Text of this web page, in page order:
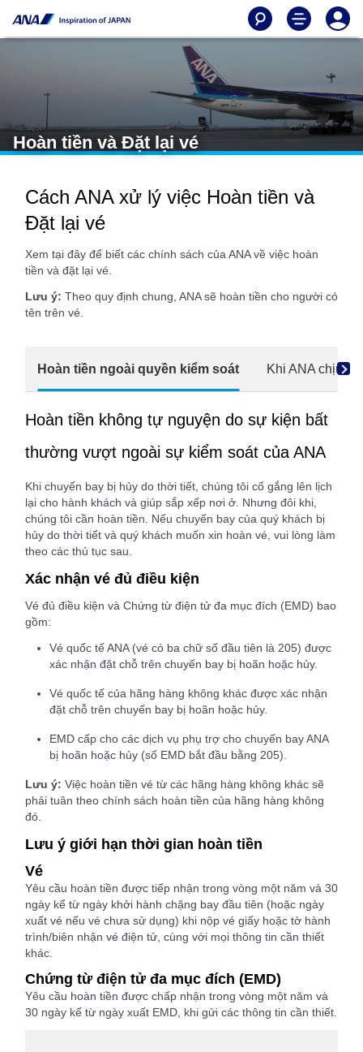
Hoàn tiền và Đặt lại vé
Cách ANA xử lý việc Hoàn tiền và
Đặt lại vé
Xem tại đây để biết các chính sách của ANA về việc hoàn
tiền và đặt lại vé.
Lưu ý: Theo quy định chung, ANA sẽ hoàn tiền cho người có
tên trên vé.
Hoàn tiền ngoài quyền kiểm soát Khi ANA chịu
Hoàn tiền không tự nguyện do sự kiện bất
thường vượt ngoài sự kiểm soát của ANA
Khi chuyến bay bị hủy do thời tiết, chúng tôi cố gắng lên lịch
lại cho hành khách và giúp sắp xếp nơi ở. Nhưng đôi khi,
chúng tôi cần hoàn tiền. Nếu chuyến bay của quý khách bị
hủy do thời tiết và quý khách muốn xin hoàn vé, vui lòng làm
theo các thủ tục sau.
Xác nhận vé đủ điều kiện
Vé đủ điều kiện và Chứng từ điện tử đa mục đích (EMD) bao
gồm:
Vé quốc tế ANA (vé có ba chữ số đầu tiên là 205) được
xác nhận đặt chỗ trên chuyến bay bị hoãn hoặc hủy.
Vé quốc tế của hãng hàng không khác được xác nhận
đặt chỗ trên chuyến bay bị hoãn hoặc hủy.
EMD cấp cho các dịch vụ phụ trợ cho chuyến bay ANA
bị hoãn hoặc hủy (số EMD bắt đầu bằng 205).
Lưu ý: Việc hoàn tiền vé từ các hãng hàng không khác sẽ
phải tuân theo chính sách hoàn tiền của hãng hàng không
đó.
Lưu ý giới hạn thời gian hoàn tiền
Vé
Yêu cầu hoàn tiền được tiếp nhận trong vòng một năm và 30
ngày kể từ ngày khởi hành chặng bay đầu tiên (hoặc ngày
xuất vé nếu vé chưa sử dụng) khi nộp vé giấy hoặc tờ hành
trình/biên nhận vé điện tử, cùng với mọi thông tin cần thiết
khác.
Chứng từ điện tử đa mục đích (EMD)
Yêu cầu hoàn tiền được chấp nhận trong vòng một năm và
30 ngày kể từ ngày xuất EMD, khi gửi các thông tin cần thiết.